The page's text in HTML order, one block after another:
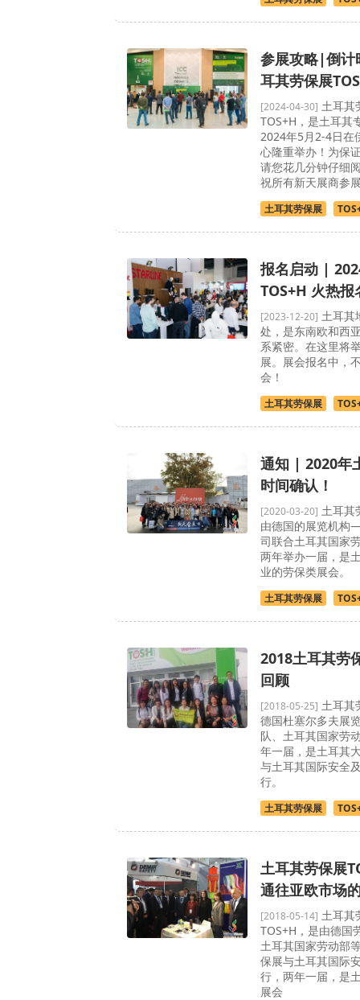
参展攻略|倒计
耳其劳保展
[2024-04-30] 土耳其
TOS+H，是土耳其
2024年5月2-4日在
心隆重举办！为保
请您花几分钟仔细
祝所有新天展商参
土耳其劳保展
报名启动 |
TOS+H 火热报
[2023-12-20] 土耳其
处，是东南欧和西
系紧密。在这里将
展。展会报名中，
会！
土耳其劳保展
通知 | 2020年
时间确认！
[2020-03-20] 土耳其
由德国的展览机
司联合土耳其国家
两年举办一届，是
业的劳保类展会。
土耳其劳保展
2018土耳其劳
回顾
[2018-05-25] 土耳其
德国杜塞尔多夫展
队、土耳其国家劳
年一届，是土耳其
与土耳其国际安全
行。
土耳其劳保展
土耳其劳保展
通往亚欧市场
[2018-05-14] 土耳其
TOS+H，是由德国
土耳其国家劳动部
保展与土耳其国际
行，两年一届，是
展会